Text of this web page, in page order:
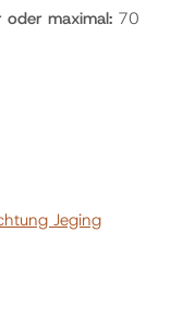
oder maximal: 70
Jeging